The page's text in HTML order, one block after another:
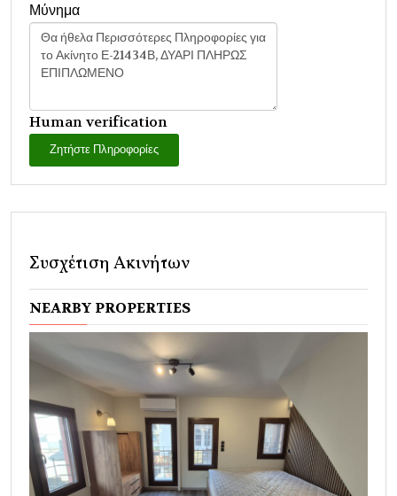
Μύνημα
Human verification
Ζητήστε Πληροφορίες
Συσχέτιση Ακινήτων
NEARBY PROPERTIES